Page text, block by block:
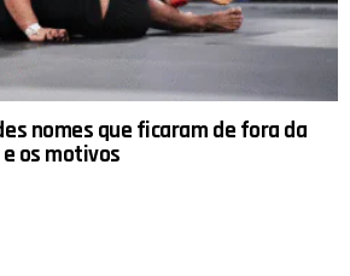
nomes que ficaram de fora da
os motivos